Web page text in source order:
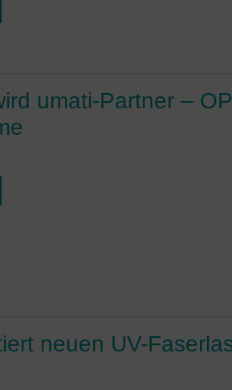
umati-Partner –
neuen UV-